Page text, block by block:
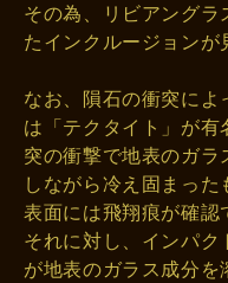
その為、リビアング
たインクルージョンが
なお、隕石の衝突に
は「テクタイト」が
突の衝撃で地表のガ
しながら冷え固まっ
表面には飛翔痕が確認
それに対し、インパ
が地表のガラス成分